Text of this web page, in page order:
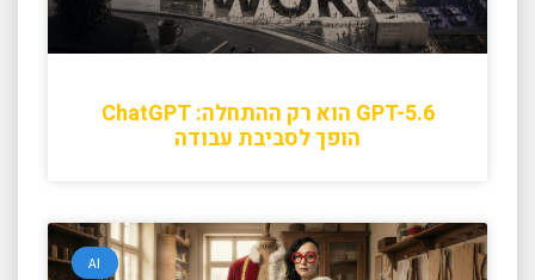
GPT-5.6 הוא רק ההתחלה: ChatGPT
הופך לסביבת עבודה
AI